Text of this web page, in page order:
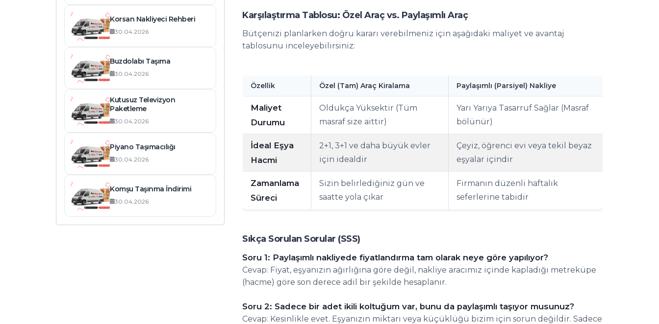
Korsan Nakliyeci Rehberi
30.04.2026
Buzdolabı Taşıma
30.04.2026
Kutusuz Televizyon
Paketleme
30.04.2026
Piyano Taşımacılığı
30.04.2026
Komşu Taşınma İndirimi
30.04.2026
Karşılaştırma Tablosu: Özel Araç vs. Paylaşımlı Araç
Bütçenizi planlarken doğru kararı verebilmeniz için aşağıdaki maliyet ve avantaj
tablosunu inceleyebilirsiniz:
Özellik Özel (Tam) Araç Kiralama Paylaşımlı (Parsiyel) Nakliye
Maliyet
Durumu
Oldukça Yüksektir (Tüm
masraf size aittir)
Yarı Yarıya Tasarruf Sağlar (Masraf
bölünür)
İdeal Eşya
Hacmi
2+1, 3+1 ve daha büyük evler
için idealdir
Çeyiz, öğrenci evi veya tekil beyaz
eşyalar içindir
Zamanlama
Süreci
Sizin belirlediğiniz gün ve
saatte yola çıkar
Firmanın düzenli haftalık
seferlerine tabidir
Sıkça Sorulan Sorular (SSS)
Soru 1: Paylaşımlı nakliyede fiyatlandırma tam olarak neye göre yapılıyor?
Cevap: Fiyat, eşyanızın ağırlığına göre değil, nakliye aracımız içinde kapladığı metreküpe
(hacme) göre son derece adil bir şekilde hesaplanır.
Soru 2: Sadece bir adet ikili koltuğum var, bunu da paylaşımlı taşıyor musunuz?
Cevap: Kesinlikle evet. Eşyanızın miktarı veya küçüklüğü bizim için sorun değildir. Sadece